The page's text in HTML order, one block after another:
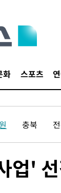
화 스포츠
충북
업'